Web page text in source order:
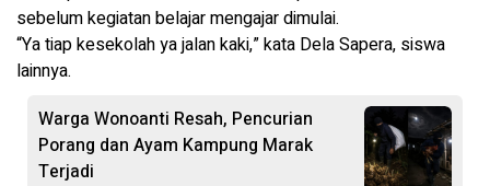
sebelum kegiatan belajar mengajar dimulai.
“Ya tiap kesekolah ya jalan kaki,” kata Dela Sapera, siswa
lainnya.
Warga Wonoanti Resah, Pencurian
Porang dan Ayam Kampung Marak
Terjadi